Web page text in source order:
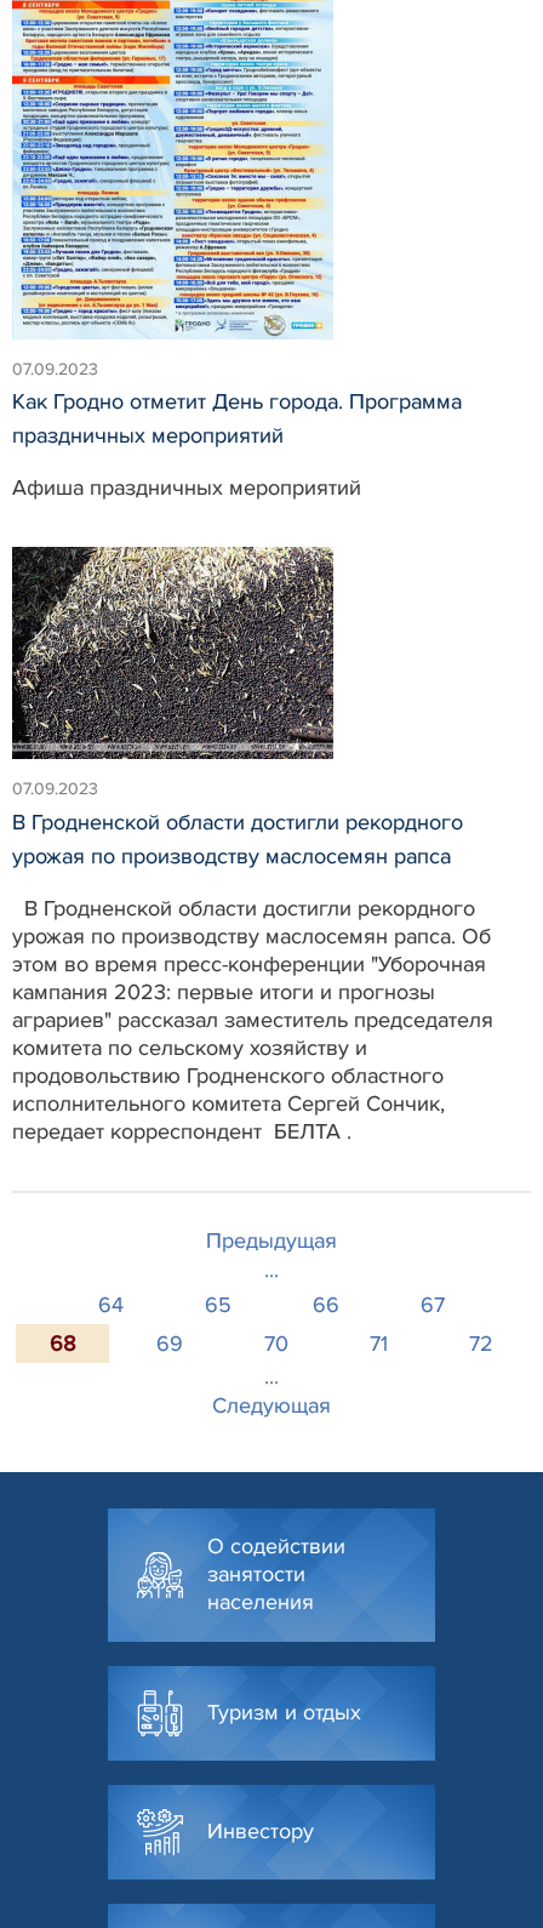
07.09.2023
Как Гродно отметит День города. Программа
праздничных мероприятий
Афиша праздничных мероприятий
07.09.2023
В Гродненской области достигли рекордного
урожая по производству маслосемян рапса
В Гродненской области достигли рекордного
урожая по производству маслосемян рапса. Об
этом во время пресс-конференции "Уборочная
кампания 2023: первые итоги и прогнозы
аграриев" рассказал заместитель председателя
комитета по сельскому хозяйству и
продовольствию Гродненского областного
исполнительного комитета Сергей Сончик,
передает корреспондент БЕЛТА .
Предыдущая
...
64
65 66
67
68
69 70 71
72
...
Следующая
О содействии
занятости
населения
Туризм и отдых
Инвестору